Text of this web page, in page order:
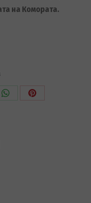
на Комората.
Share
Share